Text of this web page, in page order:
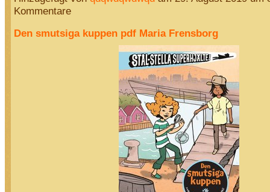
Kommentare
Den smutsiga kuppen pdf Maria Frensborg